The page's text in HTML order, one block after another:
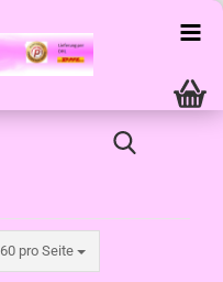
60 pro Seite
pro Seite